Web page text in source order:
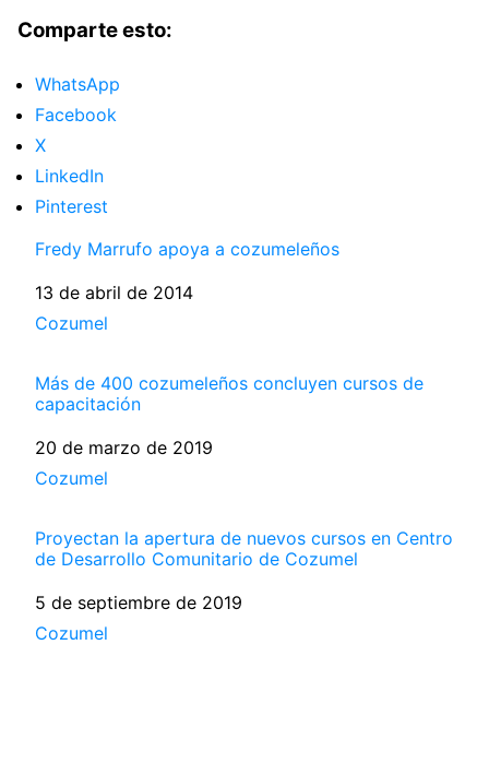
Comparte esto:
WhatsApp
Facebook
X
LinkedIn
Pinterest
Fredy Marrufo apoya a cozumeleños
Fecha
13 de abril de 2014
Respecto a
Cozumel
Más de 400 cozumeleños concluyen cursos de
capacitación
Fecha
20 de marzo de 2019
Respecto a
Cozumel
Proyectan la apertura de nuevos cursos en Centro
de Desarrollo Comunitario de Cozumel
Fecha
5 de septiembre de 2019
Respecto a
Cozumel